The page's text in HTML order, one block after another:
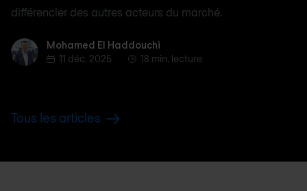
différencier des autres acteurs du marché.
Mohamed El Haddouchi
Mohamed El Haddouchi
11 déc. 2025
18 min. lecture
Tous les articles